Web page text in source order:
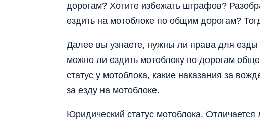
дорогам? Хотите избежать штрафов?
ездить на мотоблоке по общим дорогам?
Далее вы узнаете, нужны ли права для
можно ли ездить мотоблоку по дорогам
статус у мотоблока, какие наказания за
за езду на мотоблоке.
Юридический статус мотоблока. Отличается